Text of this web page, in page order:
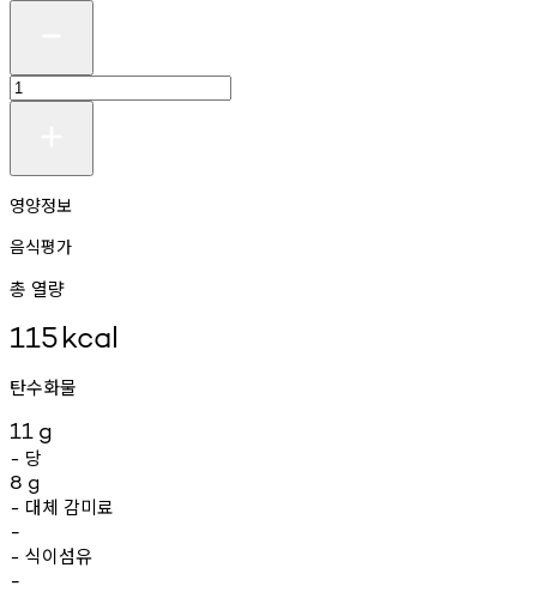
영양정보
음식평가
총 열량
115kcal
탄수화물
11 g
- 당
8 g
- 대체 감미료
-
- 식이섬유
-